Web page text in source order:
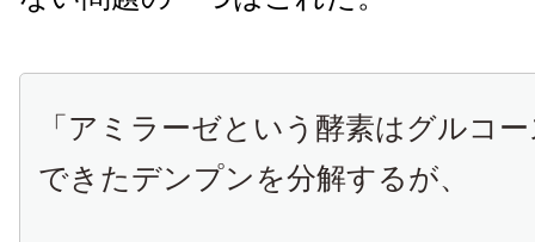
「アミラーゼという酵素はグルコ
できたデンプンを分解するが、